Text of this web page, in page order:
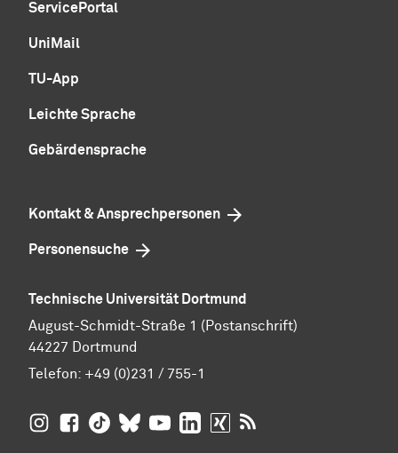
ServicePortal
UniMail
TU-App
Leichte Sprache
Gebärdensprache
Kontakt & Ansprechpersonen
Personensuche
Technische Universität Dortmund
August-Schmidt-Straße 1 (Postanschrift)
44227 Dortmund
Telefon: +49 (0)231 / 755-1
TU Dortmund auf Insta­gram
TU Dortmund auf Facebook
TU Dortmund auf TikTok
TU Dortmund auf BlueSky
TU Dortmund auf YouTube
TU Dortmund auf LinkedIn
TU Dortmund auf XING